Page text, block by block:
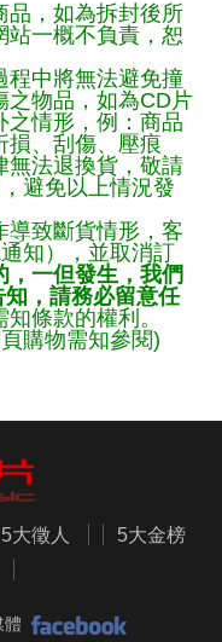
品，如為拆封後所
站一概不負責，恕
程中將無法避免撞
之物品，如為CD片
之情形，例：商品
損、刮傷、壓痕
無法退換貨，敬請
避免以上情況發
導致斷貨情形，客
知），並取消訂
，一但發生，我們
，請務必留意任
條款的權利。
購物需知參閱)
5大徵人
5大金榜
體